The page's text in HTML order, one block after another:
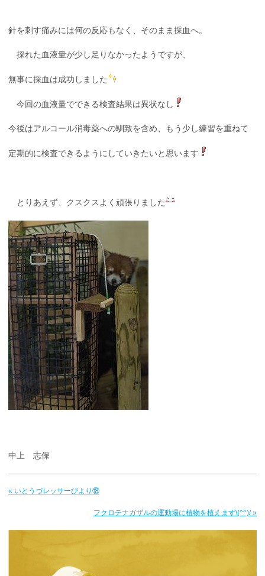
針を刺す痛みには何の反応もなく、そのまま採血へ。
採れた血液量が少し足りなかったようですが、
無事に採血は成功しました
今回の血液量でできる検査結果は異状なし
今後はアルコール消毒薬への馴致を含め、もう少し練習を重ねて
定期的に検査できるようにしていきたいと思います
とりあえず、クスクスよく頑張りました
中上 志保
« いとうづレッサーびより⑱
フクロテナガザルの運動場に植物を植えます\(^^)/ »